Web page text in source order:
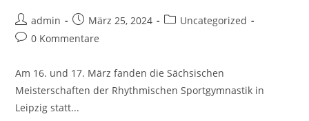
Beitrags-
Autor:
admin
Beitrag
veröffentlicht:
März 25, 2024
Beitrags-
Uncategorized
Beitrags-
0 Kommentare
Am 16. und 17. März fanden die Sächsischen
Meisterschaften der Rhythmischen Sportgymnastik in
Leipzig statt...